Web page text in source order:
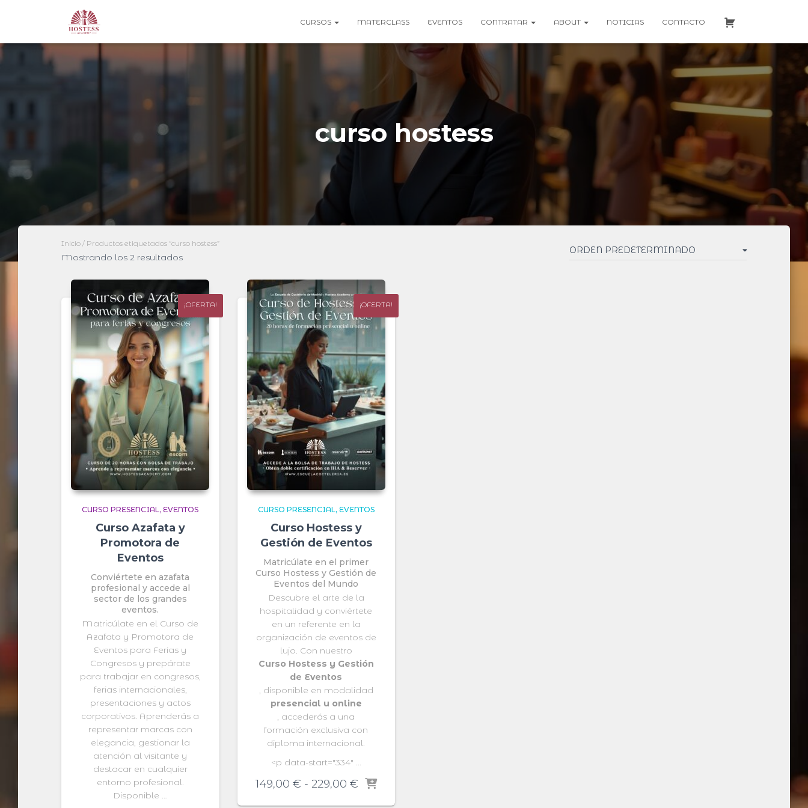
CURSOS MATERCLASS EVENTOS CONTRATAR ABOUT NOTICIAS CONTACTO
curso hostess
Inicio / Productos etiquetados “curso hostess”
Mostrando los 2 resultados
¡OFERTA!
CURSO PRESENCIAL EVENTOS
Curso Azafata y
Promotora de
Eventos
Conviértete en azafata
profesional y accede al
sector de los grandes
eventos.
Matricúlate en el Curso de
Azafata y Promotora de
Eventos para Ferias y
Congresos y prepárate
para trabajar en congresos,
ferias internacionales,
presentaciones y actos
corporativos. Aprenderás a
representar marcas con
elegancia, gestionar la
atención al visitante y
destacar en cualquier
entorno profesional.
Disponible …
¡OFERTA!
CURSO PRESENCIAL EVENTOS
Curso Hostess y
Gestión de Eventos
Matricúlate en el primer
Curso Hostess y Gestión de
Eventos del Mundo
Descubre el arte de la
hospitalidad y conviértete
en un referente en la
organización de eventos de
lujo. Con nuestro
Curso Hostess y Gestión
de Eventos
, disponible en modalidad
presencial u online
, accederás a una
formación exclusiva con
diploma internacional.
<p data-start="334" ...
149,00 € - 229,00 €Rango